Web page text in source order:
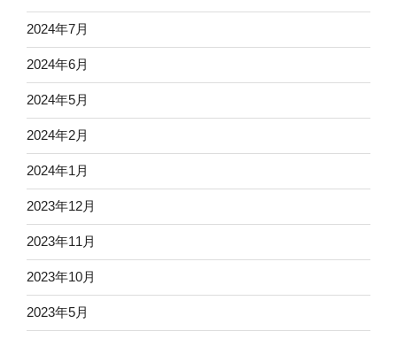
2024年7月
2024年6月
2024年5月
2024年2月
2024年1月
2023年12月
2023年11月
2023年10月
2023年5月